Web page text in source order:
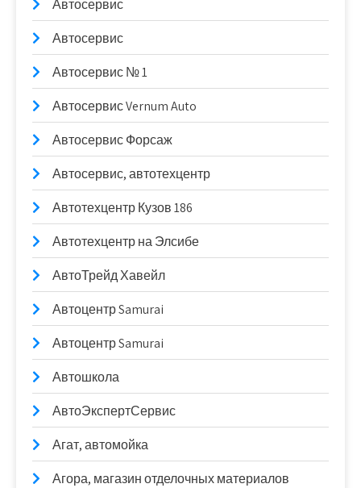
Автосервис
Автосервис
Автосервис № 1
Автосервис Vernum Auto
Автосервис Форсаж
Автосервис, автотехцентр
Автотехцентр Кузов 186
Автотехцентр на Элсибе
АвтоТрейд Хавейл
Автоцентр Samurai
Автоцентр Samurai
Автошкола
АвтоЭкспертСервис
Агат, автомойка
Агора, магазин отделочных материалов